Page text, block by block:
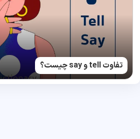
تفاوت tell و say چیست؟